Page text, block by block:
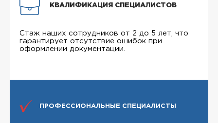
КВАЛИФИКАЦИЯ СПЕЦИАЛИСТОВ
Стаж наших сотрудников от 2 до 5 лет, что
гарантирует отсутствие ошибок при
оформлении документации.
ПРОФЕССИОНАЛЬНЫЕ СПЕЦИАЛИСТЫ